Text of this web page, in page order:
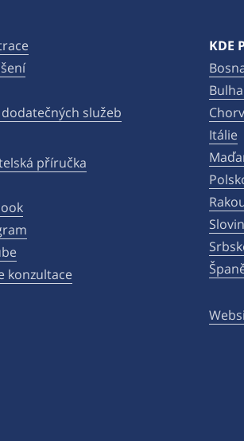
dodatečných služeb
příručka
konzultace
KDE
Itálie